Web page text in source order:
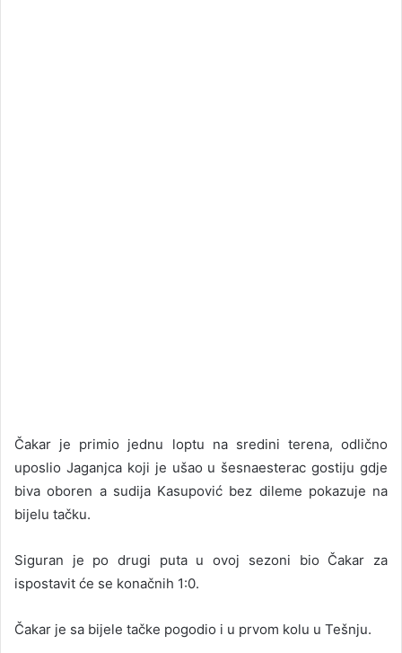
Čakar je primio jednu loptu na sredini terena, odlično
uposlio Jaganjca koji je ušao u šesnaesterac gostiju gdje
biva oboren a sudija Kasupović bez dileme pokazuje na
bijelu tačku.
Siguran je po drugi puta u ovoj sezoni bio Čakar za
ispostavit će se konačnih 1:0.
Čakar je sa bijele tačke pogodio i u prvom kolu u Tešnju.